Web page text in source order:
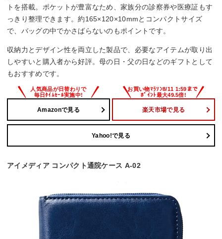
トを搭載。ポケットが豊富なため、家族分の診察券や医療証もす
っきり整理できます。約165×120×10mmとコンパクトサイズ
で、バッグの中でかさばらないのもポイントです。
収納力とデザイン性を両立した製品で、必要なアイテムが取り出
しやすいと購入者から好評。母の日・父の日などのギフトとして
もおすすめです。
Amazonで見る 楽天市場で見る
Yahoo!で見る
アイメディア コンパクト通院ケース A-02